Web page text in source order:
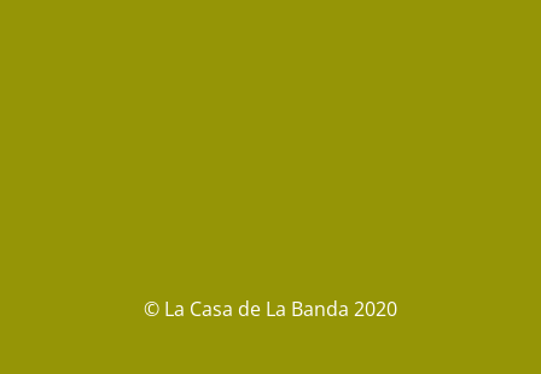
© La Casa de La Banda 2020